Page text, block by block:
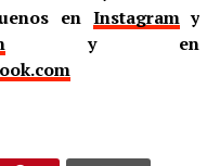
en Instagramy
y en